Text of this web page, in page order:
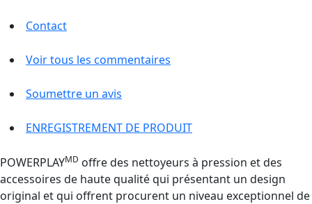
Contact
Voir tous les commentaires
Soumettre un avis
ENREGISTREMENT DE PRODUIT
POWERPLAYMD offre des nettoyeurs à pression et des
accessoires de haute qualité qui présentant un design
original et qui offrent procurent un niveau exceptionnel de